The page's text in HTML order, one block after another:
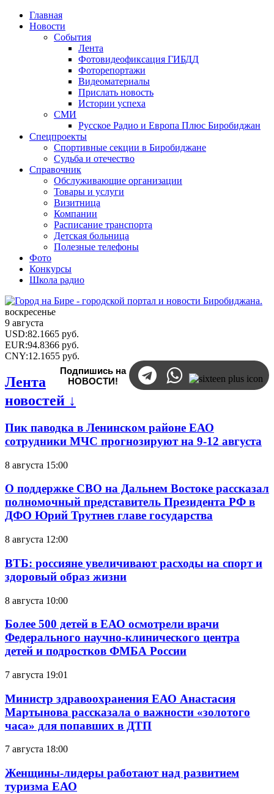
Главная
Новости
События
Лента
Фотовидеофиксация ГИБДД
Фоторепортажи
Видеоматериалы
Прислать новость
Истории успеха
СМИ
Русское Радио и Европа Плюс Биробиджан
Спецпроекты
Спортивные секции в Биробиджане
Судьба и отечество
Справочник
Обслуживающие организации
Товары и услуги
Визитница
Компании
Расписание транспорта
Детская больница
Полезные телефоны
Фото
Конкурсы
Школа радио
воскресенье
9 августа
USD:82.1665 руб.
EUR:94.8366 руб.
CNY:12.1655 руб.
Подпишись на
НОВОСТИ!
Лента
новостей ↓
Пик паводка в Ленинском районе ЕАО
сотрудники МЧС прогнозируют на 9-12 августа
8 августа 15:00
О поддержке СВО на Дальнем Востоке рассказал
полномочный представитель Президента РФ в
ДФО Юрий Трутнев главе государства
8 августа 12:00
ВТБ: россияне увеличивают расходы на спорт и
здоровый образ жизни
8 августа 10:00
Более 500 детей в ЕАО осмотрели врачи
Федерального научно-клинического центра
детей и подростков ФМБА России
7 августа 19:01
Министр здравоохранения ЕАО Анастасия
Мартынова рассказала о важности «золотого
часа» для попавших в ДТП
7 августа 18:00
Женщины-лидеры работают над развитием
туризма ЕАО